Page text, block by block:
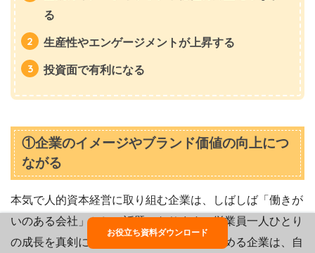
る
生産性やエンゲージメントが上昇する
投資面で有利になる
①企業のイメージやブランド価値の向上につ
ながる
本気で人的資本経営に取り組む企業は、しばしば「働きが
いのある会社」として話題になります。従業員一人ひとり
の成長を真剣に支援し、多様な働き方を認める企業は、自
お役立ち資料ダウンロード